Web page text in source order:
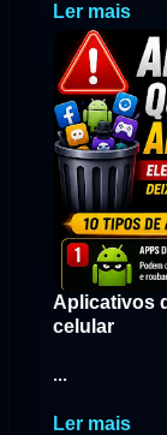
Ler mais
Aplicativos
celular
...
Ler mais